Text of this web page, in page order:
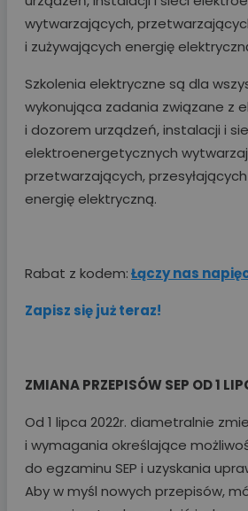
wytwarzających,
i zużywających energię
Szkolenia elektryczne są dla
wykonująca zadania związane z
i dozorem urządzeń, instalacji i
elektroenergetycznych
przetwarzających,
energię elektryczną.
Rabat z kodem:Łączy nas
Zapisz się już teraz!
ZMIANA PRZEPISÓW SEP OD 1
Od 1 lipca 2022r. diametralnie
i wymagania określające
do egzaminu SEP i uzyskania
Aby w myśl nowych przepisów,